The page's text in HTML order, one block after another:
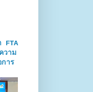
FTA
วาม
การ